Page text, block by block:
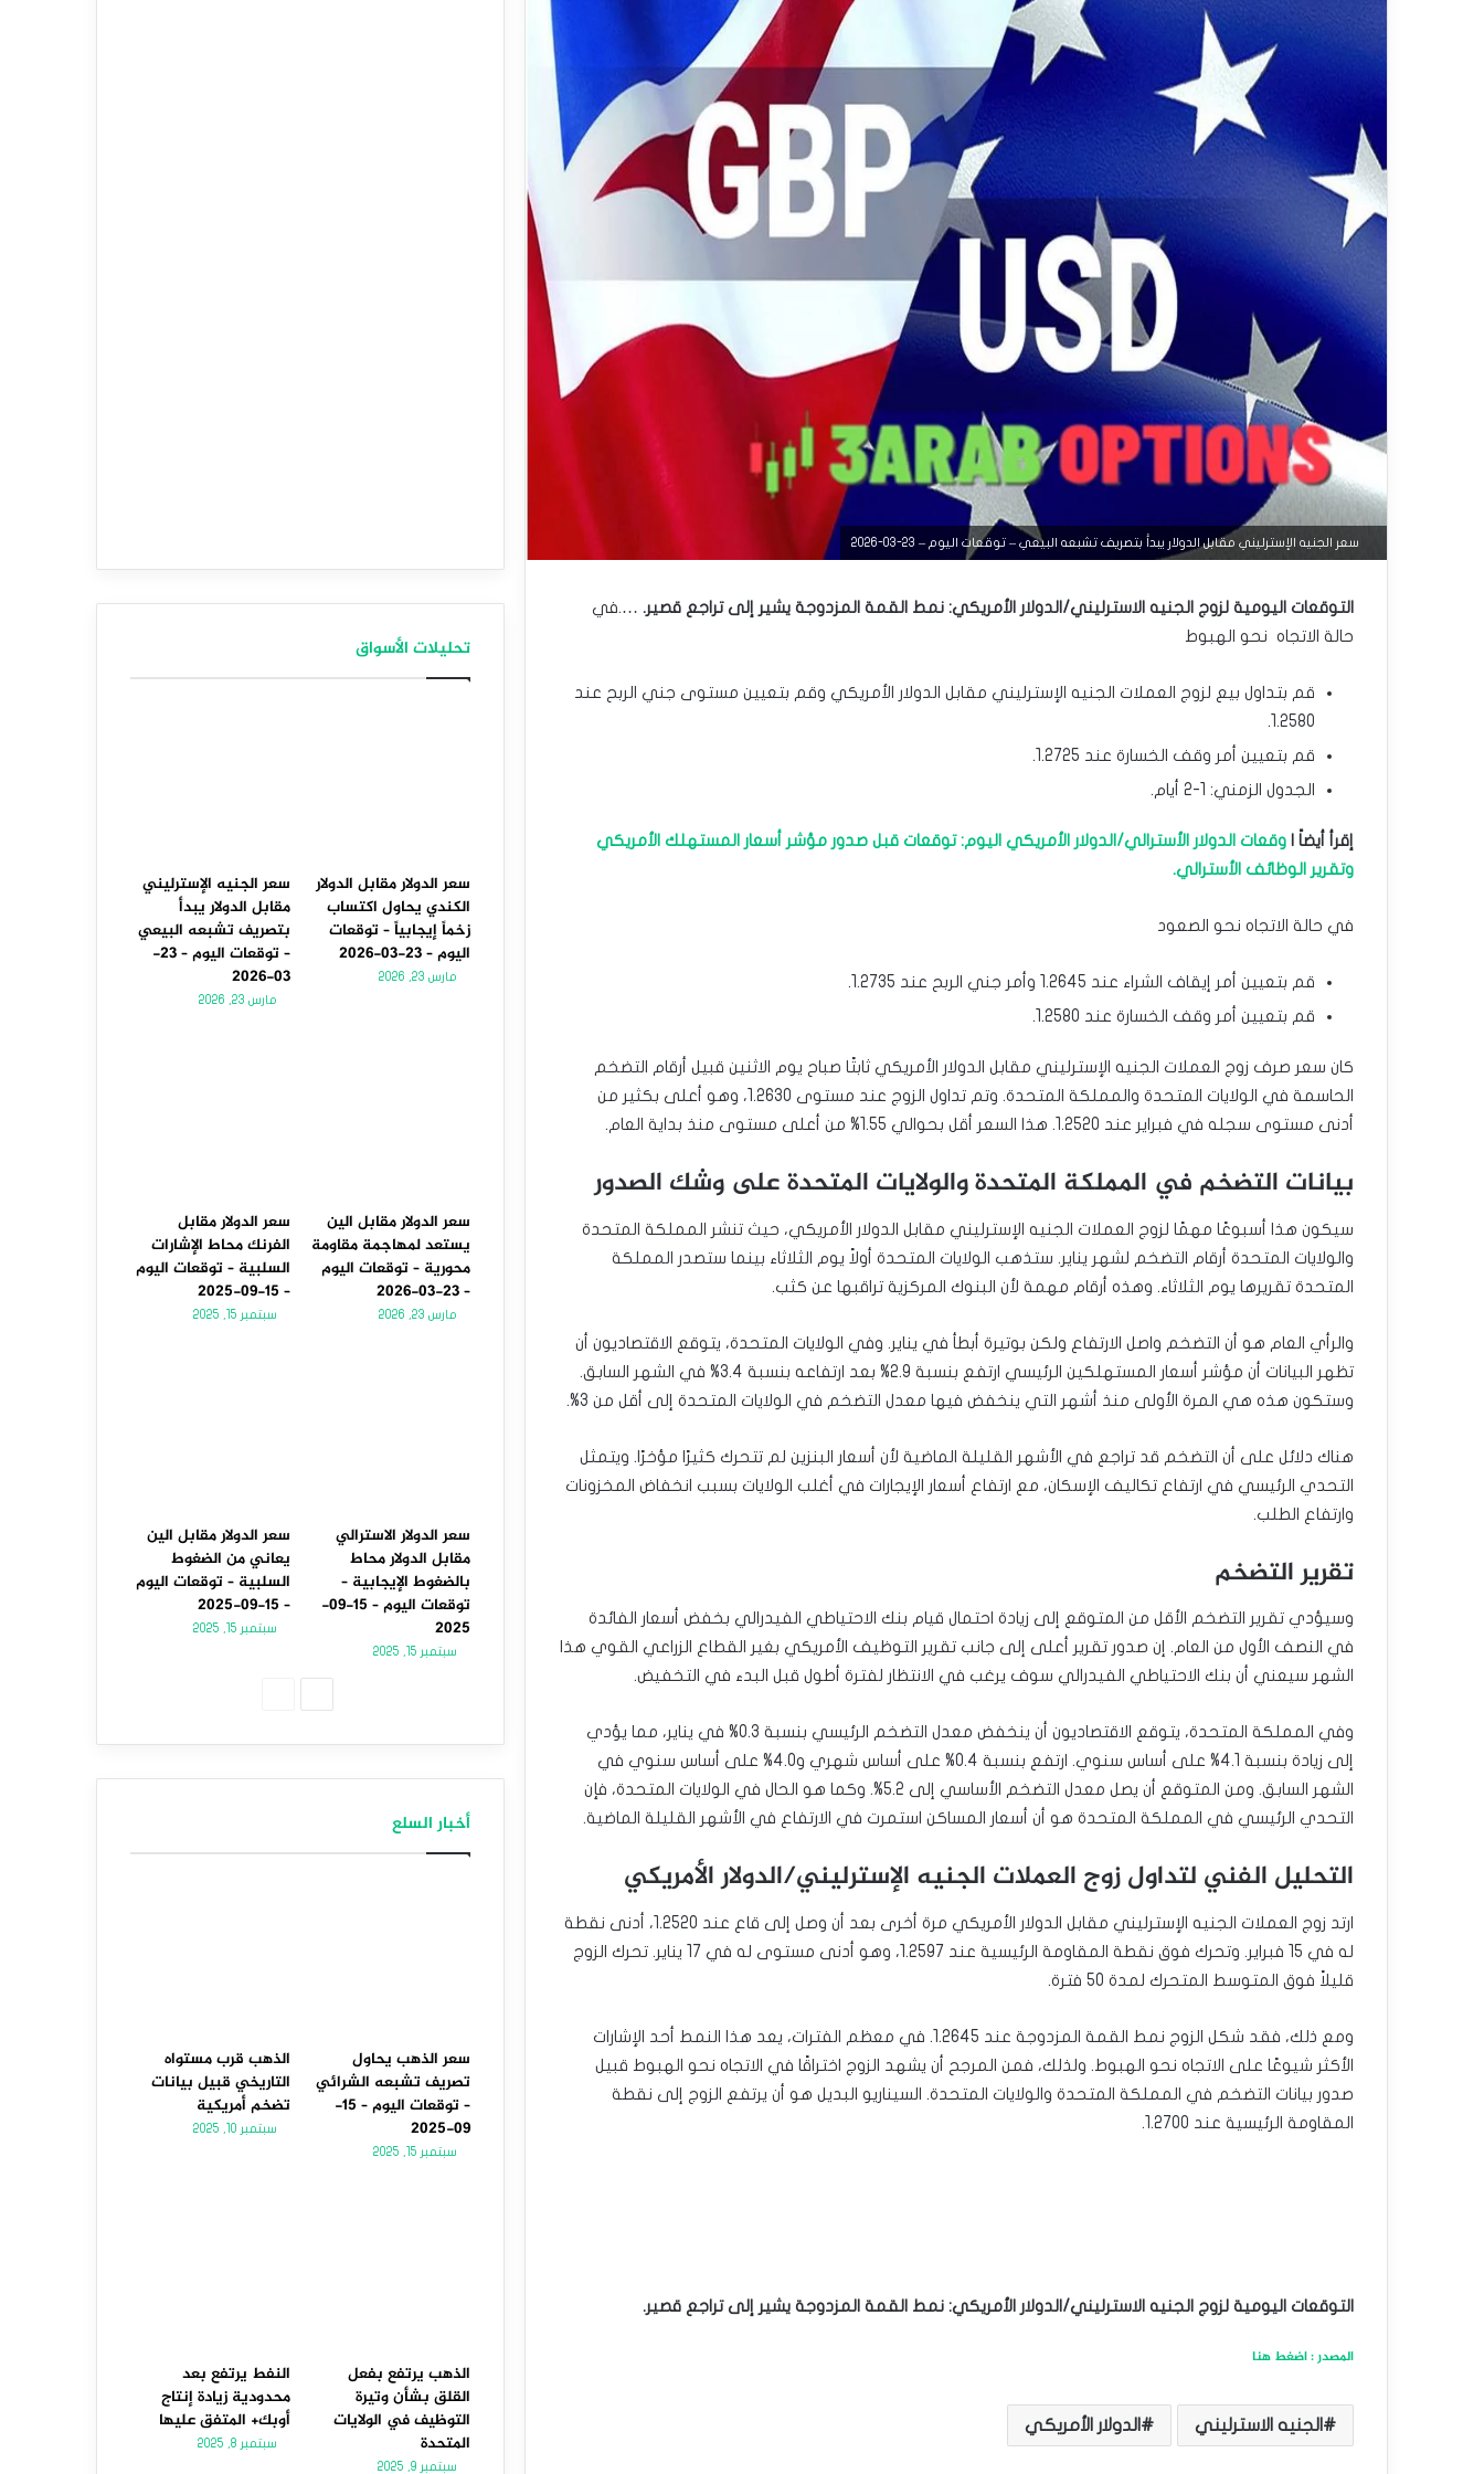
سعر الجنيه الإسترليني مقابل الدولار يبدأ بتصريف تشبعه البيعي – توقعات اليوم – 23-03-2026
التوقعات اليومية لزوج الجنيه الاسترليني/الدولار الأمريكي: نمط القمة المزدوجة يشير إلى تراجع قصير. ….في
حالة الاتجاه نحو الهبوط
قم بتداول بيع لزوج العملات الجنيه الإسترليني مقابل الدولار الأمريكي وقم بتعيين مستوى جني الربح عند
1.2580.
قم بتعيين أمر وقف الخسارة عند 1.2725.
الجدول الزمني: 1-2 أيام.
إقرأ أيضاً | وقعات الدولار الأسترالي/الدولار الأمريكي اليوم: توقعات قبل صدور مؤشر أسعار المستهلك الأمريكي
وتقرير الوظائف الأسترالي.
في حالة الاتجاه نحو الصعود
قم بتعيين أمر إيقاف الشراء عند 1.2645 وأمر جني الربح عند 1.2735.
قم بتعيين أمر وقف الخسارة عند 1.2580.
كان سعر صرف زوج العملات الجنيه الإسترليني مقابل الدولار الأمريكي ثابتًا صباح يوم الاثنين قبيل أرقام التضخم
الحاسمة في الولايات المتحدة والمملكة المتحدة. وتم تداول الزوج عند مستوى 1.2630، وهو أعلى بكثير من
أدنى مستوى سجله في فبراير عند 1.2520. هذا السعر أقل بحوالي 1.55% من أعلى مستوى منذ بداية العام.
بيانات التضخم في المملكة المتحدة والولايات المتحدة على وشك الصدور
سيكون هذا أسبوعًا مهمًا لزوج العملات الجنيه الإسترليني مقابل الدولار الأمريكي، حيث تنشر المملكة المتحدة
والولايات المتحدة أرقام التضخم لشهر يناير. ستذهب الولايات المتحدة أولاً يوم الثلاثاء بينما ستصدر المملكة
المتحدة تقريرها يوم الثلاثاء. وهذه أرقام مهمة لأن البنوك المركزية تراقبها عن كثب.
والرأي العام هو أن التضخم واصل الارتفاع ولكن بوتيرة أبطأ في يناير. وفي الولايات المتحدة، يتوقع الاقتصاديون أن
تظهر البيانات أن مؤشر أسعار المستهلكين الرئيسي ارتفع بنسبة 2.9% بعد ارتفاعه بنسبة 3.4% في الشهر السابق.
وستكون هذه هي المرة الأولى منذ أشهر التي ينخفض فيها معدل التضخم في الولايات المتحدة إلى أقل من 3%.
هناك دلائل على أن التضخم قد تراجع في الأشهر القليلة الماضية لأن أسعار البنزين لم تتحرك كثيرًا مؤخرًا. ويتمثل
التحدي الرئيسي في ارتفاع تكاليف الإسكان، مع ارتفاع أسعار الإيجارات في أغلب الولايات بسبب انخفاض المخزونات
وارتفاع الطلب.
تقرير التضخم
وسيؤدي تقرير التضخم الأقل من المتوقع إلى زيادة احتمال قيام بنك الاحتياطي الفيدرالي بخفض أسعار الفائدة
في النصف الأول من العام. إن صدور تقرير أعلى إلى جانب تقرير التوظيف الأمريكي بغير القطاع الزراعي القوي هذا
الشهر سيعني أن بنك الاحتياطي الفيدرالي سوف يرغب في الانتظار لفترة أطول قبل البدء في التخفيض.
وفي المملكة المتحدة، يتوقع الاقتصاديون أن ينخفض معدل التضخم الرئيسي بنسبة 0.3% في يناير، مما يؤدي
إلى زيادة بنسبة 4.1% على أساس سنوي. ارتفع بنسبة 0.4% على أساس شهري و4.0% على أساس سنوي في
الشهر السابق. ومن المتوقع أن يصل معدل التضخم الأساسي إلى 5.2%. وكما هو الحال في الولايات المتحدة، فإن
التحدي الرئيسي في المملكة المتحدة هو أن أسعار المساكن استمرت في الارتفاع في الأشهر القليلة الماضية.
التحليل الفني لتداول زوج العملات الجنيه الإسترليني/الدولار الأمريكي
ارتد زوج العملات الجنيه الإسترليني مقابل الدولار الأمريكي مرة أخرى بعد أن وصل إلى قاع عند 1.2520، أدنى نقطة
له في 15 فبراير. وتحرك فوق نقطة المقاومة الرئيسية عند 1.2597، وهو أدنى مستوى له في 17 يناير. تحرك الزوج
قليلاً فوق المتوسط المتحرك لمدة 50 فترة.
ومع ذلك، فقد شكل الزوج نمط القمة المزدوجة عند 1.2645. في معظم الفترات، يعد هذا النمط أحد الإشارات
الأكثر شيوعًا على الاتجاه نحو الهبوط. ولذلك، فمن المرجح أن يشهد الزوج اختراقًا في الاتجاه نحو الهبوط قبيل
صدور بيانات التضخم في المملكة المتحدة والولايات المتحدة. السيناريو البديل هو أن يرتفع الزوج إلى نقطة
المقاومة الرئيسية عند 1.2700.
التوقعات اليومية لزوج الجنيه الاسترليني/الدولار الأمريكي: نمط القمة المزدوجة يشير إلى تراجع قصير.
المصدر : اضغط هنا
الجنيه الاسترليني الدولار الأمريكي
تحليلات الأسواق
سعر الدولار مقابل الدولار
الكندي يحاول اكتساب
زخماً إيجابياً – توقعات
اليوم – 23-03-2026
مارس 23, 2026
سعر الجنيه الإسترليني
مقابل الدولار يبدأ
بتصريف تشبعه البيعي
– توقعات اليوم – 23-
03-2026
مارس 23, 2026
سعر الدولار مقابل الين
يستعد لمهاجمة مقاومة
محورية – توقعات اليوم
– 23-03-2026
مارس 23, 2026
سعر الدولار مقابل
الفرنك محاط الإشارات
السلبية – توقعات اليوم
– 15-09-2025
سبتمبر 15, 2025
سعر الدولار الاسترالي
مقابل الدولار محاط
بالضغوط الإيجابية –
توقعات اليوم – 15-09-
2025
سبتمبر 15, 2025
سعر الدولار مقابل الين
يعاني من الضغوط
السلبية – توقعات اليوم
– 15-09-2025
سبتمبر 15, 2025
أخبار السلع
سعر الذهب يحاول
تصريف تشبعه الشرائي
– توقعات اليوم – 15-
09-2025
سبتمبر 15, 2025
الذهب قرب مستواه
التاريخي قبيل بيانات
تضخم أمريكية
سبتمبر 10, 2025
الذهب يرتفع بفعل
القلق بشأن وتيرة
التوظيف في الولايات
المتحدة
سبتمبر 9, 2025
النفط يرتفع بعد
محدودية زيادة إنتاج
أوبك+ المتفق عليها
سبتمبر 8, 2025